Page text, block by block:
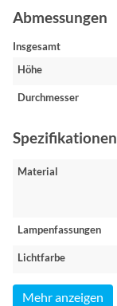
Abmessungen
Insgesamt
Höhe
Durchmesser
Spezifikationen
Material
Lampenfassungen
Lichtfarbe
Mehr anzeigen